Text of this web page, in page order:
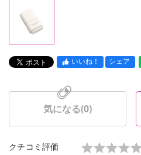
いいね！ シェア
気になる(0)
クチコミ評価